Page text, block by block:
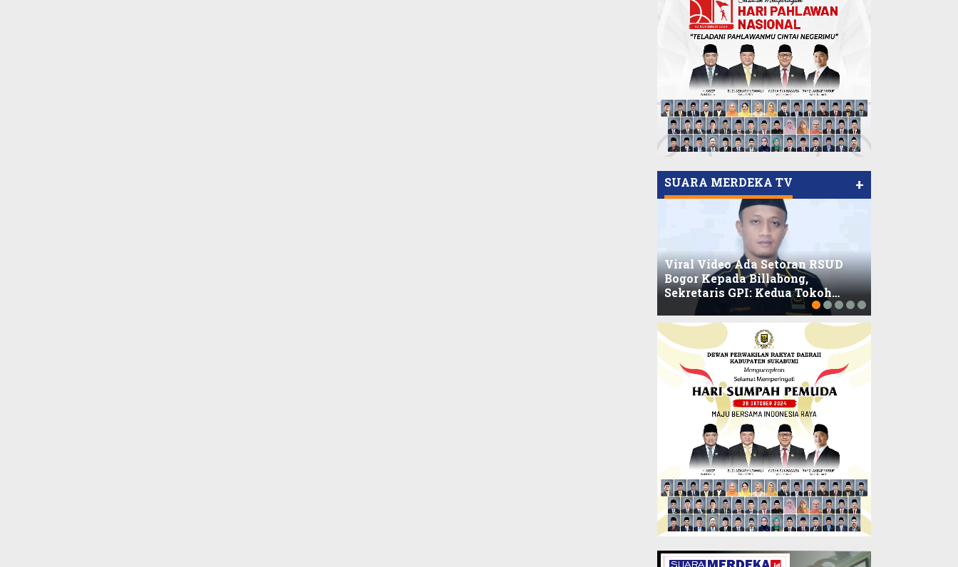
SUARA MERDEKA TV +
Viral Video Ada Setoran RSUD
Bogor Kepada Billabong,
Sekretaris GPI: Kedua Tokoh…